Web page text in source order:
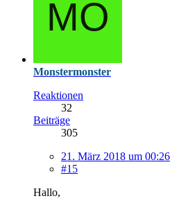
Monstermonster
Reaktionen
32
Beiträge
305
21. März 2018 um 00:26
#15
Hallo,